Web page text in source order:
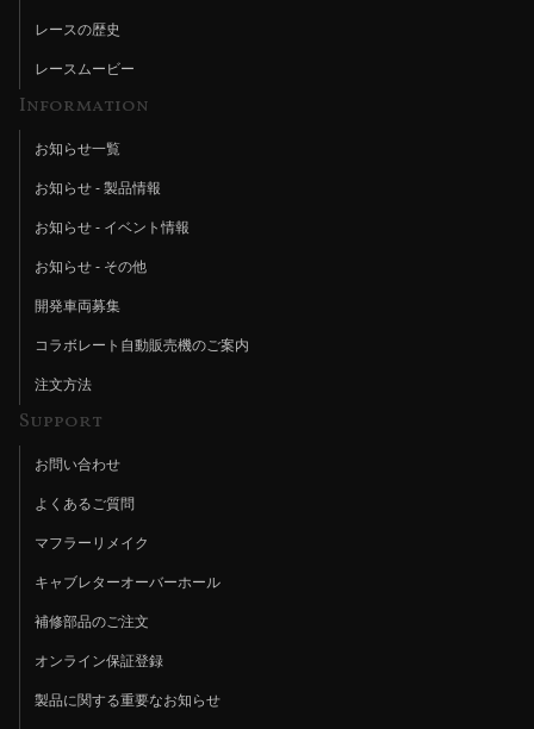
レースの歴史
レースムービー
Information
お知らせ一覧
お知らせ - 製品情報
お知らせ - イベント情報
お知らせ - その他
開発車両募集
コラボレート自動販売機のご案内
注文方法
Support
お問い合わせ
よくあるご質問
マフラーリメイク
キャブレターオーバーホール
補修部品のご注文
オンライン保証登録
製品に関する重要なお知らせ